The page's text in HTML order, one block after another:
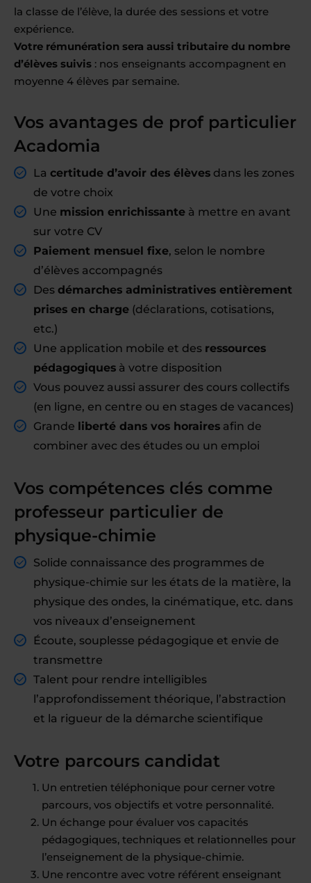
la classe de l’élève, la durée des sessions et votre
expérience.
Votre rémunération sera aussi tributaire du nombre
d’élèves suivis : nos enseignants accompagnent en
moyenne 4 élèves par semaine.
Vos avantages de prof particulier
Acadomia
La certitude d’avoir des élèves dans les zones
de votre choix
Une mission enrichissante à mettre en avant
sur votre CV
Paiement mensuel fixe, selon le nombre
d’élèves accompagnés
Des démarches administratives entièrement
prises en charge (déclarations, cotisations,
etc.)
Une application mobile et des ressources
pédagogiques à votre disposition
Vous pouvez aussi assurer des cours collectifs
(en ligne, en centre ou en stages de vacances)
Grande liberté dans vos horaires afin de
combiner avec des études ou un emploi
Vos compétences clés comme
professeur particulier de
physique-chimie
Solide connaissance des programmes de
physique-chimie sur les états de la matière, la
physique des ondes, la cinématique, etc. dans
vos niveaux d’enseignement
Écoute, souplesse pédagogique et envie de
transmettre
Talent pour rendre intelligibles
l’approfondissement théorique, l’abstraction
et la rigueur de la démarche scientifique
Votre parcours candidat
Un entretien téléphonique pour cerner votre
parcours, vos objectifs et votre personnalité.
Un échange pour évaluer vos capacités
pédagogiques, techniques et relationnelles pour
l’enseignement de la physique-chimie.
Une rencontre avec votre référent enseignant